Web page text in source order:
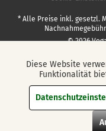
* Alle Preise inkl. gesetzl.
© 2026
Funktionale
Marketing
Diese Website
Funktionalität